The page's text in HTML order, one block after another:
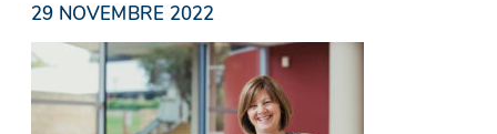
29 NOVEMBRE 2022